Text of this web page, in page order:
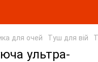
для очей Туш для вій
ультра-